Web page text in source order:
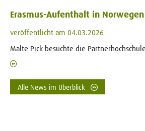
Erasmus-Aufenthalt in Norwegen
veröffentlicht am 04.03.2026
Malte Pick besuchte die
Alle News im Überblick